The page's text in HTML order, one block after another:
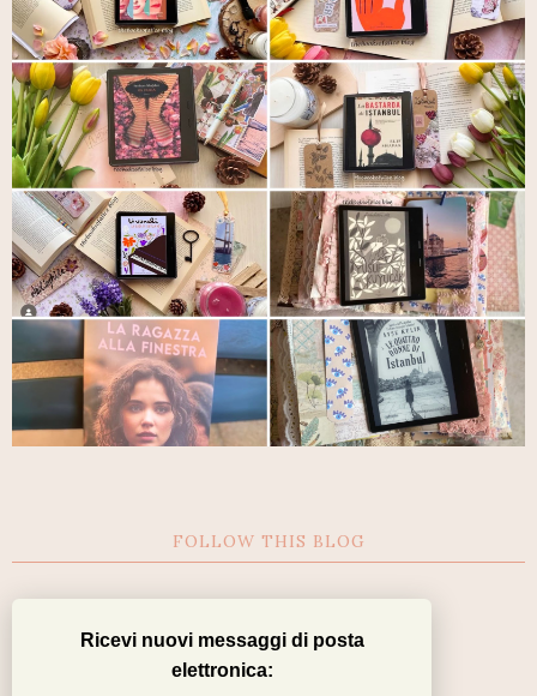
FOLLOW THIS BLOG
Ricevi nuovi messaggi di posta
elettronica: